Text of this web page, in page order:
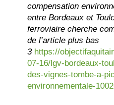
compensation
entre Bordeaux et
ferroviaire cherche
de l’article plus bas
3 https://
07-16/lgv-bordeaux-
des-vignes-tombe-a-
environnementale-